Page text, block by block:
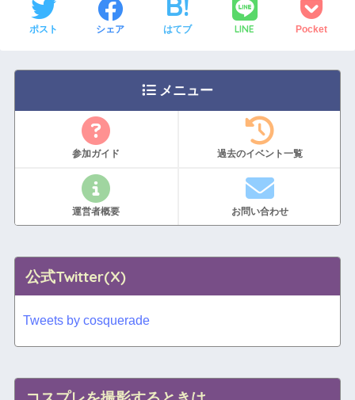
ポスト シェア はてブ LINE Pocket
メニュー
参加ガイド 過去のイベント一覧
運営者概要 お問い合わせ
公式Twitter(X)
Tweets by cosquerade